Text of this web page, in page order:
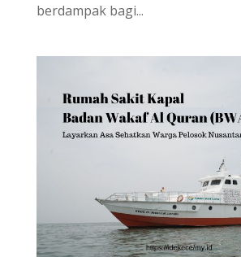
berdampak bagi...